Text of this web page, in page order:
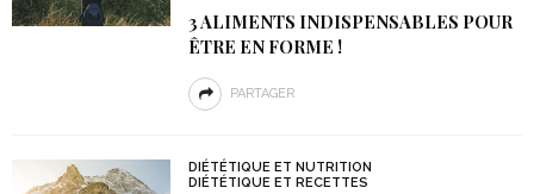
3 ALIMENTS INDISPENSABLES POUR
ÊTRE EN FORME !
PARTAGER
DIÉTÉTIQUE ET NUTRITION
DIÉTÉTIQUE ET RECETTES